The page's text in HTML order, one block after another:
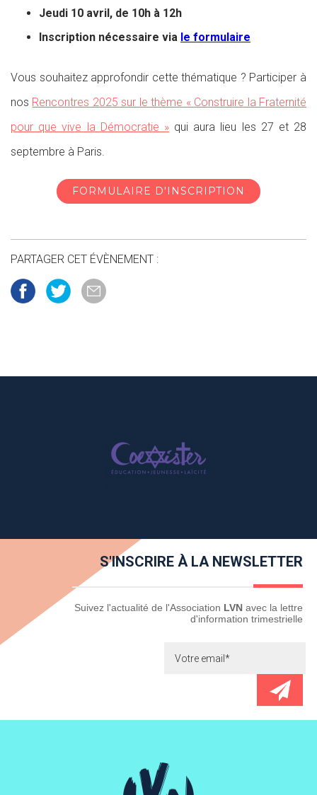
Jeudi 10 avril, de 10h à 12h
Inscription nécessaire via le formulaire
Vous souhaitez approfondir cette thématique ? Participer à
nos Rencontres 2025 sur le thème « Construire la Fraternité
pour que vive la Démocratie »qui aura lieu les 27 et 28
septembre à Paris.
FORMULAIRE D'INSCRIPTION
PARTAGER CET ÉVÈNEMENT :
S'INSCRIRE À LA NEWSLETTER
Newsletter Suivez l'actualité de l'Association LVN avec la lettre
d'information trimestrielle